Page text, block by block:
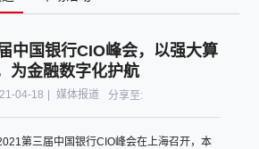
中国银行CIO峰会，以强大算
为金融数字化护航
04-18 媒体报道 分享至:
第三届中国银行CIO峰会在上海召开，本